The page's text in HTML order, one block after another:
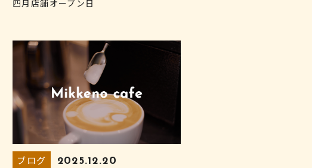
四月店舗オープン日
ブログ 2025.12.20